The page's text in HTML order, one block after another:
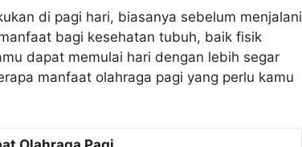
di pagi hari, biasanya sebelum menjalani
bagi kesehatan tubuh, baik fisik
dapat memulai hari dengan lebih segar
manfaat olahraga pagi yang perlu kamu